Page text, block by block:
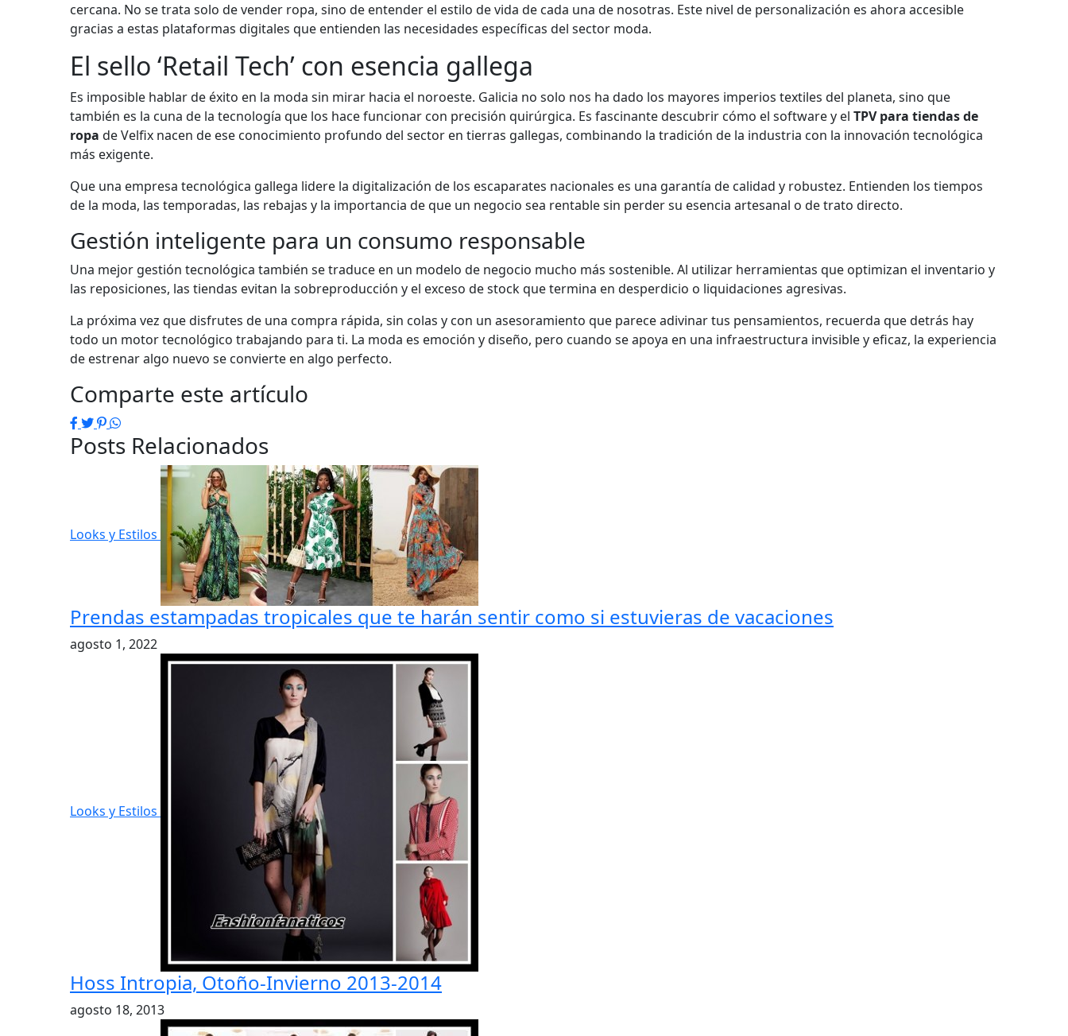
cercana. No se trata solo de vender ropa, sino de entender el estilo de vida de cada una de nosotras. Este nivel de personalización es ahora accesible
gracias a estas plataformas digitales que entienden las necesidades específicas del sector moda.
El sello ‘Retail Tech’ con esencia gallega
Es imposible hablar de éxito en la moda sin mirar hacia el noroeste. Galicia no solo nos ha dado los mayores imperios textiles del planeta, sino que
también es la cuna de la tecnología que los hace funcionar con precisión quirúrgica. Es fascinante descubrir cómo el software y el TPV para tiendas de
ropa de Velfix nacen de ese conocimiento profundo del sector en tierras gallegas, combinando la tradición de la industria con la innovación tecnológica
más exigente.
Que una empresa tecnológica gallega lidere la digitalización de los escaparates nacionales es una garantía de calidad y robustez. Entienden los tiempos
de la moda, las temporadas, las rebajas y la importancia de que un negocio sea rentable sin perder su esencia artesanal o de trato directo.
Gestión inteligente para un consumo responsable
Una mejor gestión tecnológica también se traduce en un modelo de negocio mucho más sostenible. Al utilizar herramientas que optimizan el inventario y
las reposiciones, las tiendas evitan la sobreproducción y el exceso de stock que termina en desperdicio o liquidaciones agresivas.
La próxima vez que disfrutes de una compra rápida, sin colas y con un asesoramiento que parece adivinar tus pensamientos, recuerda que detrás hay
todo un motor tecnológico trabajando para ti. La moda es emoción y diseño, pero cuando se apoya en una infraestructura invisible y eficaz, la experiencia
de estrenar algo nuevo se convierte en algo perfecto.
Comparte este artículo
Facebook
Twitter
Pinterest
WhatsApp
Posts Relacionados
Looks y Estilos
Prendas estampadas tropicales que te harán sentir como si estuvieras de vacaciones
agosto 1, 2022
Looks y Estilos
Hoss Intropia, Otoño-Invierno 2013-2014
agosto 18, 2013